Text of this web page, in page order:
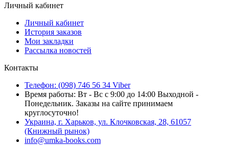
Личный кабинет
Личный кабинет
История заказов
Мои закладки
Рассылка новостей
Контакты
Телефон: (098) 746 56 34 Viber
Время работы: Вт - Вс с 9:00 до 14:00 Выходной -
Понедельник. Заказы на сайте принимаем
круглосуточно!
Украина, г. Харьков, ул. Клочковская, 28, 61057
(Книжный рынок)
info@umka-books.com